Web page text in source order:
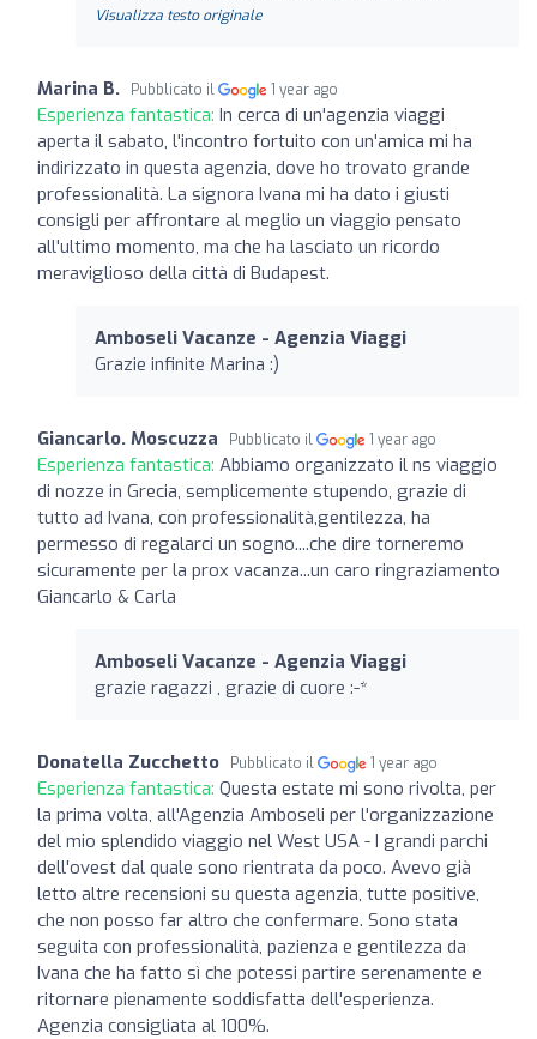
Visualizza testo originale
Marina B. Pubblicato il 1 year ago
Esperienza fantastica: In cerca di un'agenzia viaggi
aperta il sabato, l'incontro fortuito con un'amica mi ha
indirizzato in questa agenzia, dove ho trovato grande
professionalità. La signora Ivana mi ha dato i giusti
consigli per affrontare al meglio un viaggio pensato
all'ultimo momento, ma che ha lasciato un ricordo
meraviglioso della città di Budapest.
Amboseli Vacanze - Agenzia Viaggi
Grazie infinite Marina :)
Giancarlo. Moscuzza Pubblicato il 1 year ago
Esperienza fantastica: Abbiamo organizzato il ns viaggio
di nozze in Grecia, semplicemente stupendo, grazie di
tutto ad Ivana, con professionalità,gentilezza, ha
permesso di regalarci un sogno....che dire torneremo
sicuramente per la prox vacanza...un caro ringraziamento
Giancarlo & Carla
Amboseli Vacanze - Agenzia Viaggi
grazie ragazzi , grazie di cuore :-*
Donatella Zucchetto Pubblicato il 1 year ago
Esperienza fantastica: Questa estate mi sono rivolta, per
la prima volta, all'Agenzia Amboseli per l'organizzazione
del mio splendido viaggio nel West USA - I grandi parchi
dell'ovest dal quale sono rientrata da poco. Avevo già
letto altre recensioni su questa agenzia, tutte positive,
che non posso far altro che confermare. Sono stata
seguita con professionalità, pazienza e gentilezza da
Ivana che ha fatto sì che potessi partire serenamente e
ritornare pienamente soddisfatta dell'esperienza.
Agenzia consigliata al 100%.